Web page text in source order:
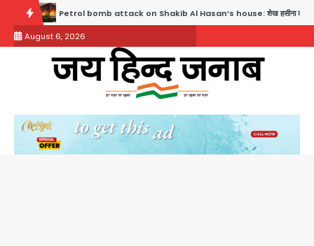
content
bomb attack on Shakib Al Hasan’s house: शेख हसीना की वर्चुअल प्रेस कॉन्फ्रेंस में जुड़ने पर
August 6, 2026